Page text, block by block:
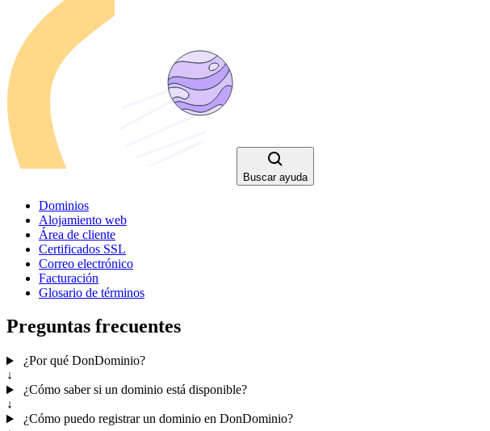
Buscar ayuda
Dominios
Alojamiento web
Área de cliente
Certificados SSL
Correo electrónico
Facturación
Glosario de términos
Preguntas frecuentes
¿Por qué DonDominio?
↓
¿Cómo saber si un dominio está disponible?
↓
¿Cómo puedo registrar un dominio en DonDominio?